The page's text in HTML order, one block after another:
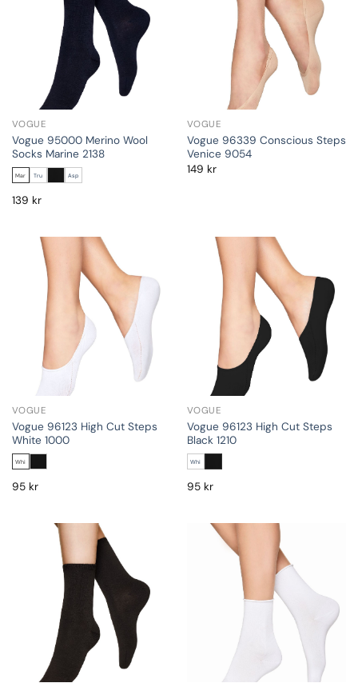
VOGUE
Vogue 95000 Merino Wool
Socks Marine 2138
Mar Tru Asp
139 kr
VOGUE
Vogue 96339 Conscious Steps
Venice 9054
149 kr
VOGUE
Vogue 96123 High Cut Steps
White 1000
Whi
95 kr
VOGUE
Vogue 96123 High Cut Steps
Black 1210
Whi
95 kr